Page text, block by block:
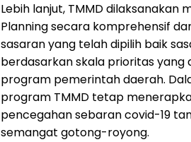
Lebih lanjut, TMMD dilaksanakan
Planning secara komprehensif
sasaran yang telah dipilih baik
berdasarkan skala prioritas yang
program pemerintah daerah.
program TMMD tetap
pencegahan sebaran covid-19
semangat gotong-royong.